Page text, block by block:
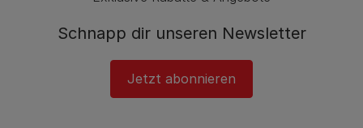
Schnapp dir unseren Newsletter
Jetzt abonnieren